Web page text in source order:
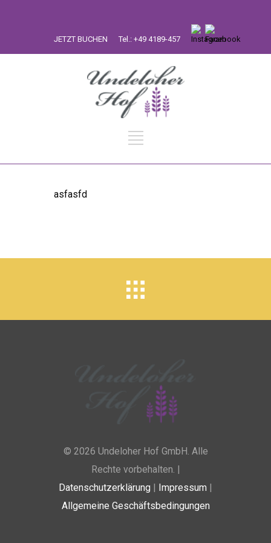
JETZT BUCHEN Tel.: +49 4189-457
asfasfd
© 2026 Undeloher Hof GmbH. Alle
Rechte vorbehalten. |
Datenschutzerklärung
Impressum
Allgemeine Geschäftsbedingungen